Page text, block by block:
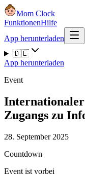
Mom Clock
FunktionenHilfe
App herunterladen
🇩🇪
App herunterladen
Event
Internationaler
Zugangs zu
28. September 2025
Countdown
Event ist vorbei